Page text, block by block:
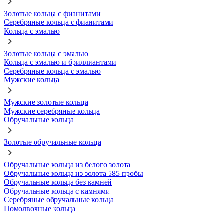
Золотые кольца с фианитами
Серебряные кольца с фианитами
Кольца с эмалью
Золотые кольца с эмалью
Кольца с эмалью и бриллиантами
Серебряные кольца с эмалью
Мужские кольца
Мужские золотые кольца
Мужские серебряные кольца
Обручальные кольца
Золотые обручальные кольца
Обручальные кольца из белого золота
Обручальные кольца из золота 585 пробы
Обручальные кольца без камней
Обручальные кольца с камнями
Серебряные обручальные кольца
Помолвочные кольца